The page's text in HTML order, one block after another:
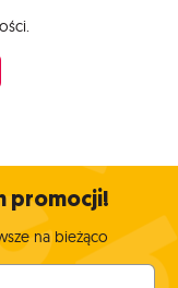
promocji!
na bieżąco